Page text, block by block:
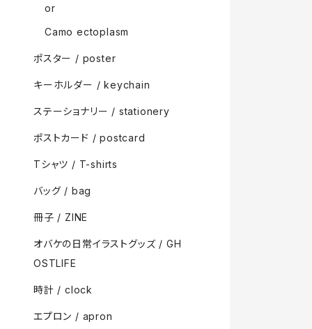
or
Camo ectoplasm
ポスター / poster
キーホルダー / keychain
ステーショナリー / stationery
ポストカード / postcard
Tシャツ / T-shirts
バッグ / bag
冊子 / ZINE
オバケの日常イラストグッズ / GH
OSTLIFE
時計 / clock
エプロン / apron